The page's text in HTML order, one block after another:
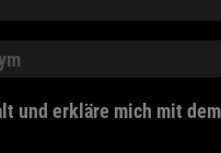
und erkläre mich mit dem